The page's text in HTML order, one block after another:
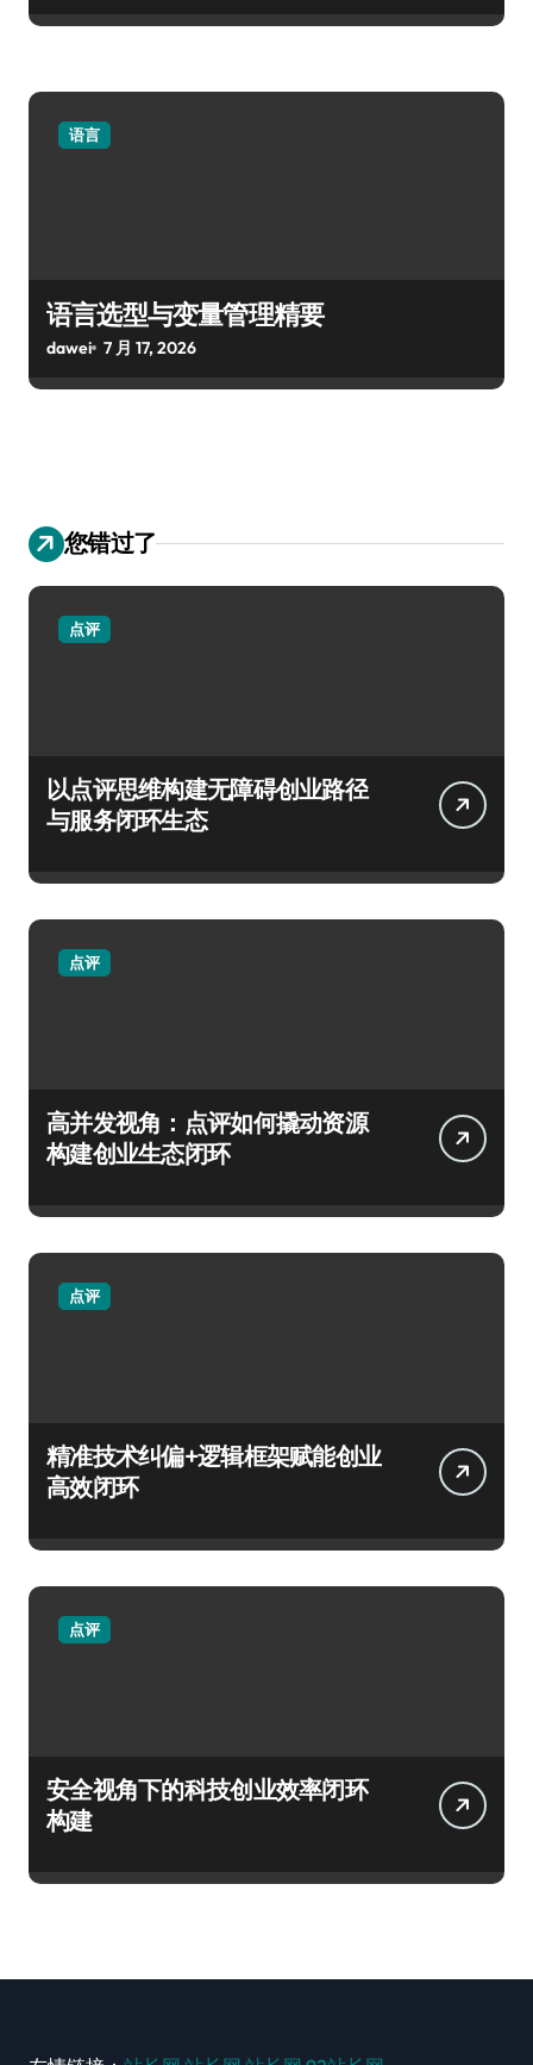
语言
语言选型与变量管理精要
dawei 7 月 17, 2026
您错过了
点评
以点评思维构建无障碍创业路径
与服务闭环生态
点评
高并发视角：点评如何撬动资源
构建创业生态闭环
点评
精准技术纠偏+逻辑框架赋能创业
高效闭环
点评
安全视角下的科技创业效率闭环
构建